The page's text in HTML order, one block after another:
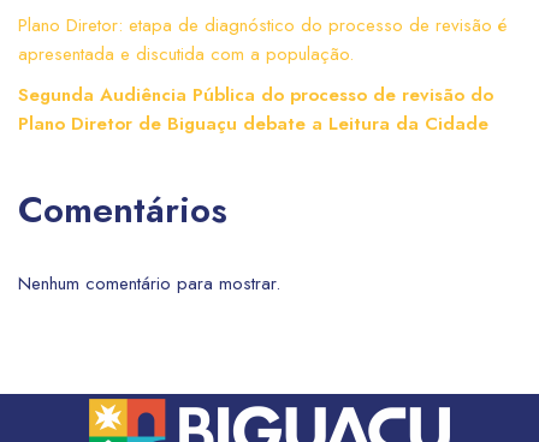
Plano Diretor: etapa de diagnóstico do processo de revisão é
apresentada e discutida com a população.
Segunda Audiência Pública do processo de revisão do
Plano Diretor de Biguaçu debate a Leitura da Cidade
Comentários
Nenhum comentário para mostrar.